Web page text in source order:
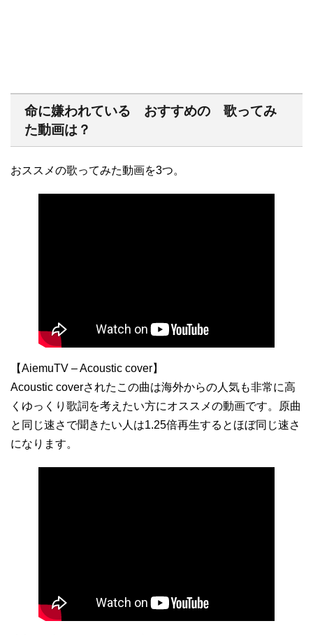
命に嫌われている おすすめの 歌ってみ
た動画は？
おススメの歌ってみた動画を3つ。
【AiemuTV – Acoustic cover】
Acoustic coverされたこの曲は海外からの人気も非常に高
くゆっくり歌詞を考えたい方にオススメの動画です。原曲
と同じ速さで聞きたい人は1.25倍再生するとほぼ同じ速さ
になります。